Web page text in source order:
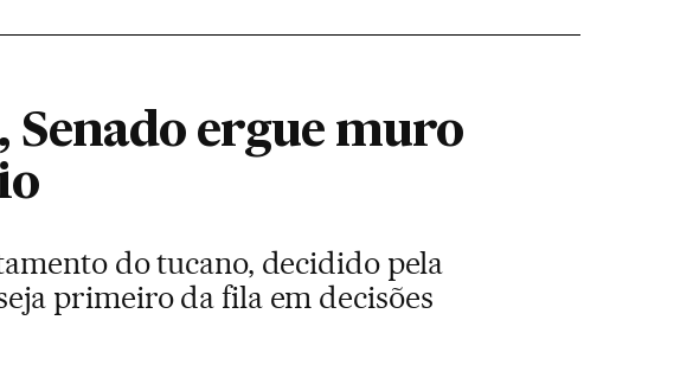
ergue muro
do tucano, decidido pela
primeiro da fila em decisões